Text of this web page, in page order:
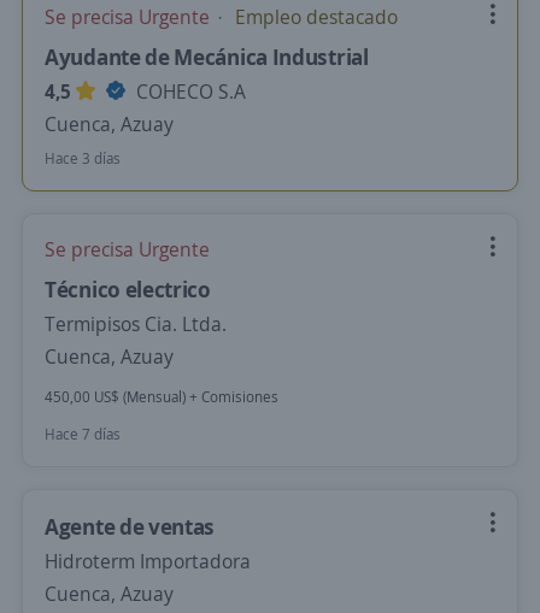
Se precisa Urgente Empleo destacado
Ayudante de Mecánica Industrial
4,5
COHECO S.A
Cuenca, Azuay
Hace 3 días
Se precisa Urgente
Técnico electrico
Termipisos Cia. Ltda.
Cuenca, Azuay
450,00 US$ (Mensual) + Comisiones
Hace 7 días
Agente de ventas
Hidroterm Importadora
Cuenca, Azuay